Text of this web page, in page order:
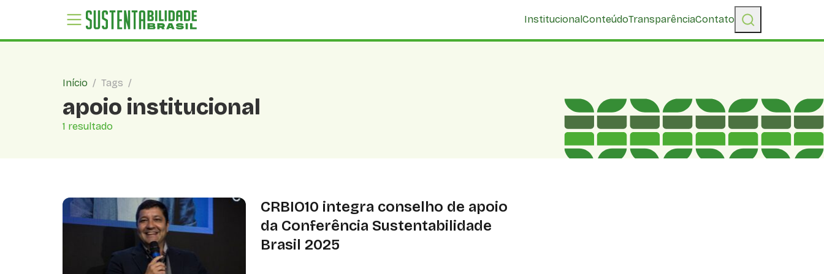
InstitucionalConteúdoTransparênciaContato
Início / Tags /
apoio institucional
1 resultado
CRBIO10 integra conselho de apoio
da Conferência Sustentabilidade
Brasil 2025